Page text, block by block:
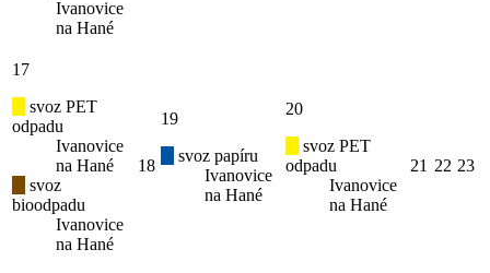
Ivanovice
na Hané
17
svoz PET
odpadu
Ivanovice
na Hané
svoz
bioodpadu
Ivanovice
na Hané
18
19
svoz papíru
Ivanovice
na Hané
20
svoz PET
odpadu
Ivanovice
na Hané
21 22 23